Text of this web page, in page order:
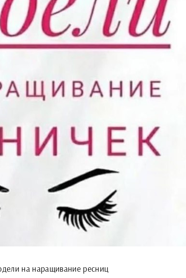
на наращивание ресниц